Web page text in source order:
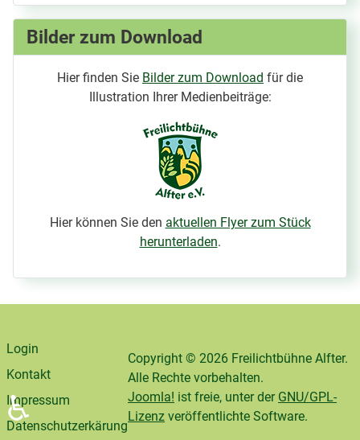
Bilder zum Download
Hier finden Sie Bilder zum Download für die
Illustration Ihrer Medienbeiträge:
Hier können Sie den aktuellen Flyer zum Stück
herunterladen.
Login
Kontakt
Impressum
Datenschutzerkärung
Copyright © 2026 Freilichtbühne Alfter.
Alle Rechte vorbehalten.
Joomla! ist freie, unter der GNU/GPL-
Lizenz veröffentlichte Software.